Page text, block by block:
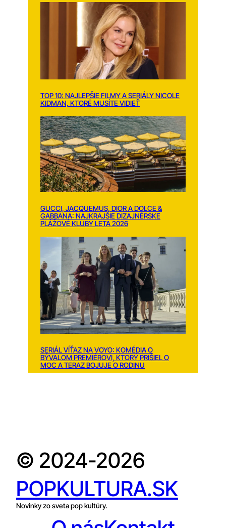
TOP 10: NAJLEPŠIE FILMY A SERIÁLY NICOLE
KIDMAN, KTORÉ MUSÍTE VIDIEŤ
GUCCI, JACQUEMUS, DIOR A DOLCE &
GABBANA: NAJKRAJŠIE DIZAJNÉRSKE
PLÁŽOVÉ KLUBY LETA 2026
SERIÁL VÍŤAZ NA VOYO: KOMÉDIA O
BÝVALOM PREMIÉROVI, KTORÝ PRIŠIEL O
MOC A TERAZ BOJUJE O RODINU
© 2024-2026
POPKULTURA.SK
Novinky zo sveta pop kultúry.